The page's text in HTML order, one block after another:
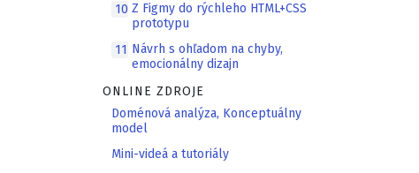
10 Z Figmy do rýchleho HTML+CSS
prototypu
11 Návrh s ohľadom na chyby,
emocionálny dizajn
ONLINE ZDROJE
Doménová analýza, Konceptuálny
model
Mini-videá a tutoriály